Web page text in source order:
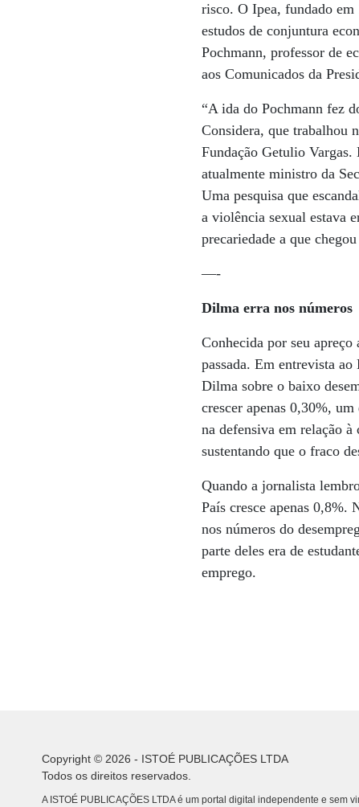
risco. O Ipea, fundado
estudos de conjuntura
Pochmann, professor de
aos Comunicados da
“A ida do Pochmann fez
Considera, que trabalhou
Fundação Getulio
atualmente ministro da
Uma pesquisa que
a violência sexual estava
precariedade a que
—-
Dilma erra nos números
Conhecida por seu
passada. Em entrevista
Dilma sobre o baixo
crescer apenas 0,30%,
na defensiva em relação
sustentando que o fraco
Quando a jornalista
País cresce apenas 0,8%.
nos números do
parte deles era de
emprego.
Copyright © 2026 - ISTOÉ PUBLICAÇÕES LTDA
Todos os direitos reservados.
A ISTOÉ PUBLICAÇÕES LTDA é um portal digital independente e sem